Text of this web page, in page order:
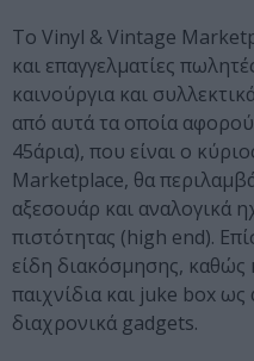
Το Vinyl & Vintage
και επαγγελματίες
καινούργια και
από αυτά τα οποία
45άρια), που είναι ο
Μarketplace, θα
αξεσουάρ και αναλογικά
πιστότητας (high end).
είδη διακόσμησης, καθώς
παιχνίδια και juke box
διαχρονικά gadgets.